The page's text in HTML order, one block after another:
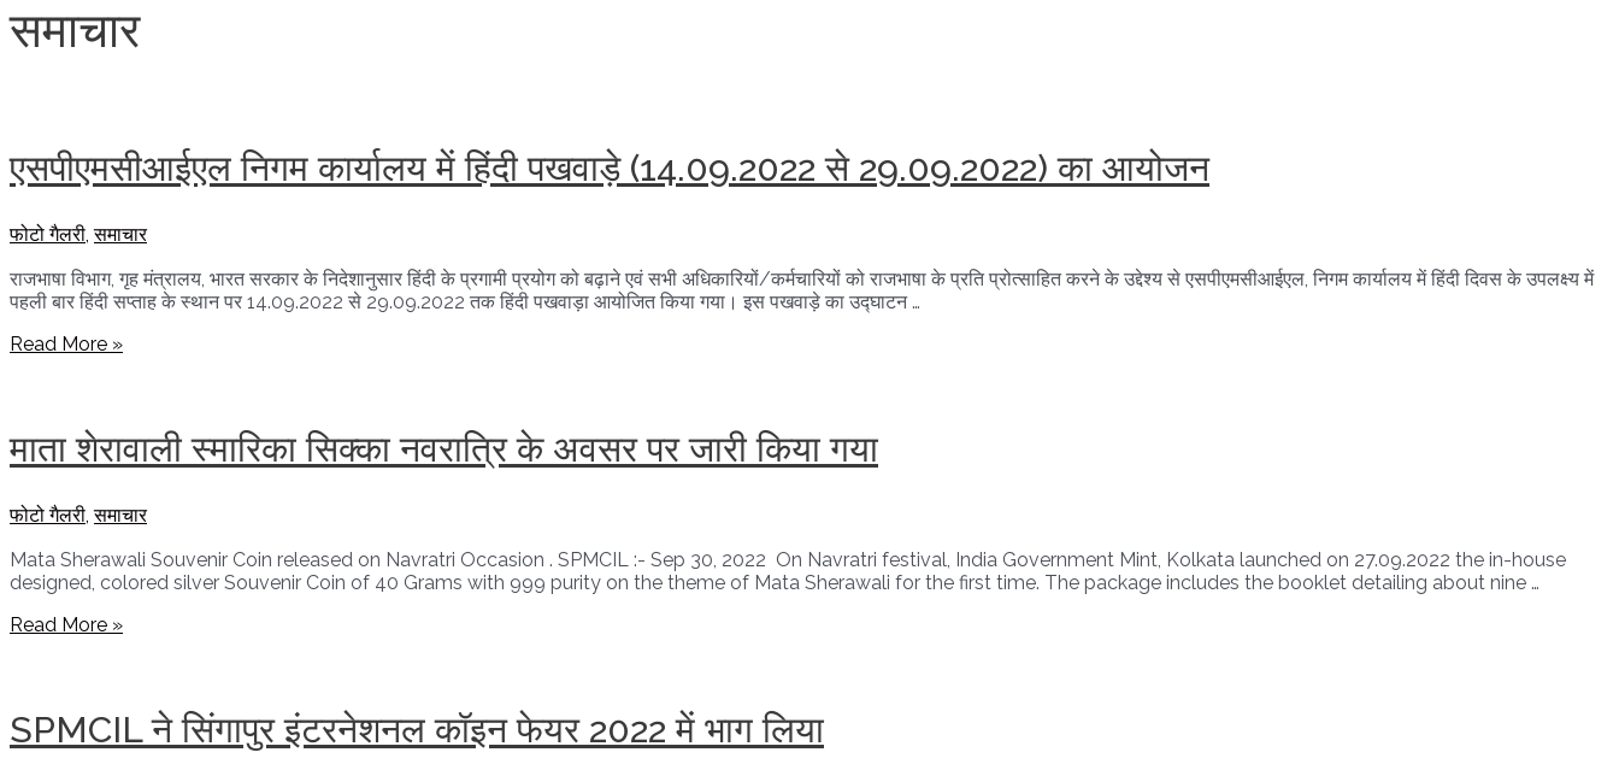
समाचार
एसपीएमसीआईएल निगम कार्यालय में हिंदी पखवाड़े (14.09.2022 से 29.09.2022) का आयोजन
फोटो गैलरी,समाचार
राजभाषा विभाग, गृह मंत्रालय, भारत सरकार के निदेशानुसार हिंदी के प्रगामी प्रयोग को बढ़ाने एवं सभी अधिकारियों/कर्मचारियों को राजभाषा के प्रति प्रोत्साहित करने के उद्देश्य से एसपीएमसीआईएल, निगम कार्यालय में हिंदी दिवस के उपलक्ष्य में
पहली बार हिंदी सप्ताह के स्थान पर 14.09.2022 से 29.09.2022 तक हिंदी पखवाड़ा आयोजित किया गया। इस पखवाड़े का उद्घाटन …
एसपीएमसीआईएल
हिंदी
पखवाड़े
से
29.09.2022)
का
आयोजन
Read More »
माता शेरावाली स्मारिका सिक्का नवरात्रि के अवसर पर जारी किया गया
फोटो गैलरी,समाचार
Mata Sherawali Souvenir Coin released on Navratri Occasion . SPMCIL :- Sep 30, 2022 On Navratri festival, India Government Mint, Kolkata launched on 27.09.2022 the in-house
designed, colored silver Souvenir Coin of 40 Grams with 999 purity on the theme of Mata Sherawali for the first time. The package includes the booklet detailing about nine …
माता
नवरात्रि
के
Read More »
SPMCIL ने सिंगापुर इंटरनेशनल कॉइन फेयर 2022 में भाग लिया